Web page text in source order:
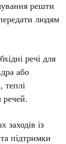
решти
людям
речі для
або
теплі
речей.
заходів із
та підтримки